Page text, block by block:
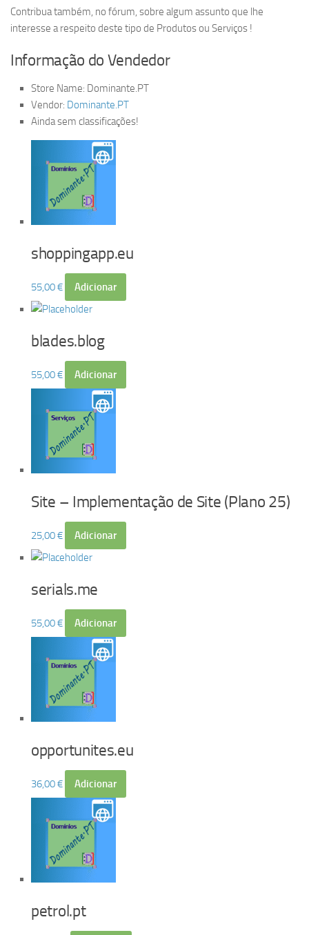
Contribua também, no fórum, sobre algum assunto que lhe
interesse a respeito deste tipo de Produtos ou Serviços !
Informação do Vendedor
Store Name: Dominante.PT
Vendor: Dominante.PT
Ainda sem classificações!
shoppingapp.eu
55,00€ Adicionar
blades.blog
55,00€ Adicionar
Site – Implementação de Site (Plano 25)
25,00€ Adicionar
serials.me
55,00€ Adicionar
opportunites.eu
36,00€ Adicionar
petrol.pt